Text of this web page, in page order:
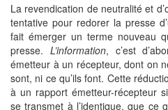
La revendication de neutralité et
tentative pour redorer la presse
fait émerger un terme nouveau
presse. L’information, c’est
émetteur à un récepteur, dont on
sont, ni ce qu’ils font. Cette
à un rapport émetteur-récepteur
se transmet à l’identique, que ce